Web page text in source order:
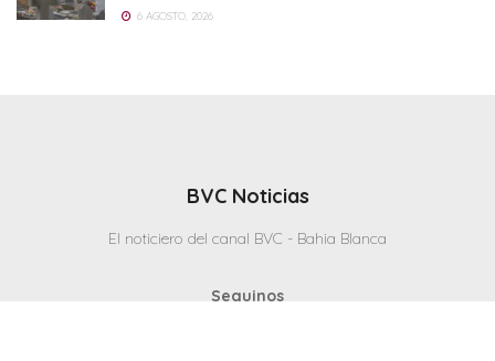
6 AGOSTO, 2026
BVC Noticias
El noticiero del canal BVC - Bahia Blanca
Seguinos